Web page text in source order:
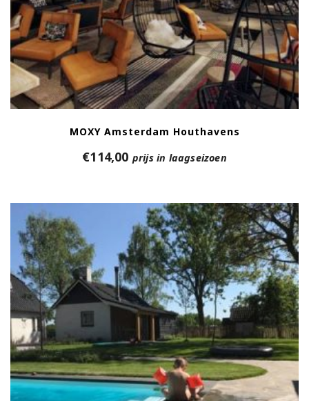
MOXY Amsterdam Houthavens
€114,00 prijs in laagseizoen